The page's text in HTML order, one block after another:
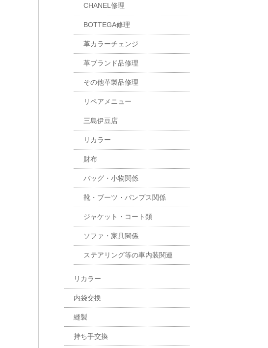
CHANEL修理
BOTTEGA修理
革カラーチェンジ
革ブランド品修理
その他革製品修理
リペアメニュー
三島伊豆店
リカラー
財布
バッグ・小物関係
靴・ブーツ・パンプス関係
ジャケット・コート類
ソファ・家具関係
ステアリング等の車内装関連
リカラー
内袋交換
縫製
持ち手交換